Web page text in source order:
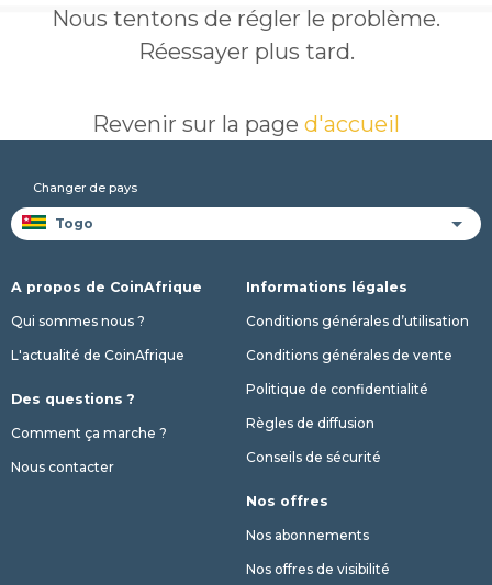
Nous tentons de régler le problème.
Réessayer plus tard.
Revenir sur la page d'accueil
Changer de pays
A propos de CoinAfrique
Qui sommes nous ?
L'actualité de CoinAfrique
Des questions ?
Comment ça marche ?
Nous contacter
Informations légales
Conditions générales d’utilisation
Conditions générales de vente
Politique de confidentialité
Règles de diffusion
Conseils de sécurité
Nos offres
Nos abonnements
Nos offres de visibilité